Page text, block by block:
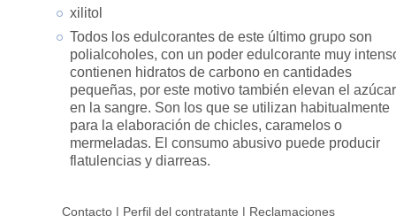
xilitol
Todos los edulcorantes de este último grupo son
polialcoholes, con un poder edulcorante muy
contienen hidratos de carbono en cantidades
pequeñas, por este motivo también elevan el azúcar
en la sangre. Son los que se utilizan habitualmente
para la elaboración de chicles, caramelos o
mermeladas. El consumo abusivo puede producir
flatulencias y diarreas.
Contacto| Perfil del contratante | Reclamaciones